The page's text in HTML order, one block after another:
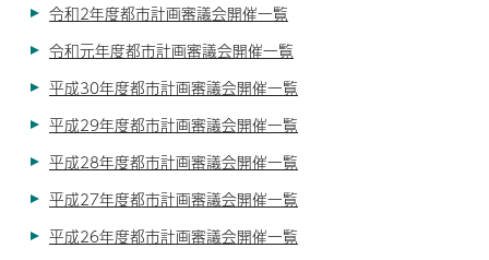
令和2年度都市計画審議会開催一覧
令和元年度都市計画審議会開催一覧
平成30年度都市計画審議会開催一覧
平成29年度都市計画審議会開催一覧
平成28年度都市計画審議会開催一覧
平成27年度都市計画審議会開催一覧
平成26年度都市計画審議会開催一覧